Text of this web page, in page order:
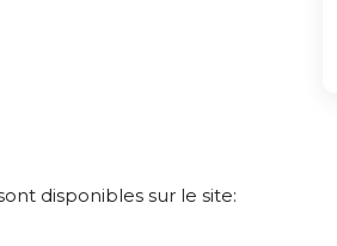
disponibles sur le site: